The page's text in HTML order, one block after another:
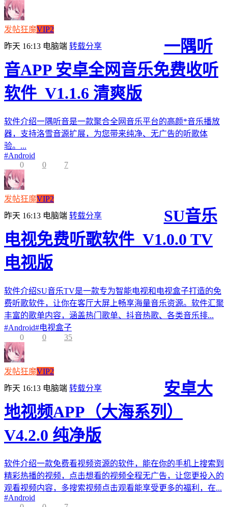
发帖狂魔VIP2
昨天 16:13 电脑端 转载分享
一隅听
音APP 安卓全网音乐免费收听
软件_V1.1.6 清爽版
软件介绍一隅听音是一款聚合全网音乐平台的高颜*音乐播放
器，支持洛雪音源扩展，为您带来纯净、无广告的听歌体
验。...
#Android
0
0 7
发帖狂魔VIP2
昨天 16:13 电脑端 转载分享
SU音乐
电视免费听歌软件_V1.0.0 TV
电视版
软件介绍SU音乐TV是一款专为智能电视和电视盒子打造的免
费听歌软件，让你在客厅大屏上畅享海量音乐资源。软件汇聚
丰富的歌单内容，涵盖热门歌单、抖音热歌、各类音乐排...
#Android#电视盒子
0
0 35
发帖狂魔VIP2
昨天 16:13 电脑端 转载分享
安卓大
地视频APP（大海系列）
V4.2.0 纯净版
软件介绍一款免费看视频资源的软件，能在你的手机上搜索到
精彩热播的视频，点击想看的视频全程无广告，让您更投入的
观看视频内容，多搜索视频点击观看能享受更多的福利，在...
#Android